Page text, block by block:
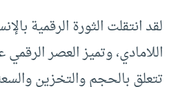
لقد انتقلت الثورة الرقمية
اللامادي، وتميز العصر
تتعلق بالحجم والتخزين